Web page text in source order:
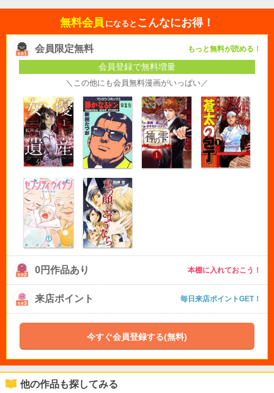
無料会員 になると こんなにお得！
会員限定無料 もっと無料が読める！
会員登録で無料増量
＼この他にも会員無料漫画がいっぱい／
0円作品あり 本棚に入れておこう！
来店ポイント 毎日来店ポイントGET！
今すぐ会員登録する(無料)
他の作品も探してみる